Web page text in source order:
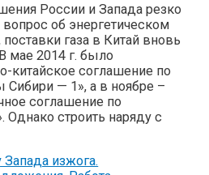
России и Запада резко
об энергетическом
газа в Китай вновь
мае 2014 г. было
китайское соглашение по
Сибири — 1», а в ноябре –
соглашение по
Однако строить наряду с
изжога.